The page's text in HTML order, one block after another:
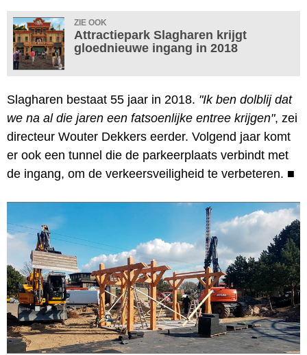
ZIE OOK
Attractiepark Slagharen krijgt
gloednieuwe ingang in 2018
Slagharen bestaat 55 jaar in 2018. "Ik ben dolblij dat
we na al die jaren een fatsoenlijke entree krijgen", zei
directeur Wouter Dekkers eerder. Volgend jaar komt
er ook een tunnel die de parkeerplaats verbindt met
de ingang, om de verkeersveiligheid te verbeteren. ■